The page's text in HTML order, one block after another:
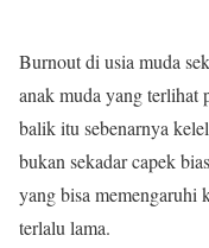
Burnout di usia muda
anak muda yang terlihat
balik itu sebenarnya
bukan sekadar capek
yang bisa memengaruhi
terlalu lama.